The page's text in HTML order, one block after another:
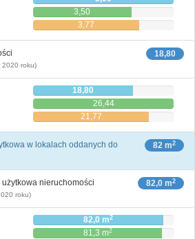
3,50
3,77
18,80
2020 roku)
18,80
26,44
21,77
82 m2
w lokalach oddanych do
82,0 m2
nieruchomości
roku)
82,0 m2
81,3 m2